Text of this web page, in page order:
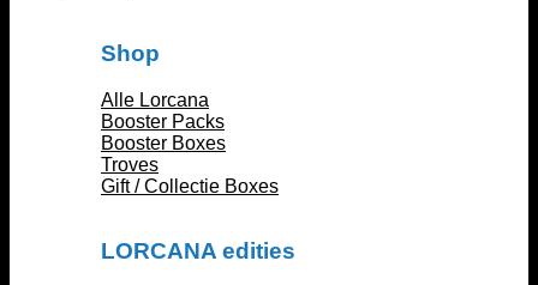
Shop
Alle Lorcana
Booster Packs
Booster Boxes
Troves
Gift / Collectie Boxes
LORCANA edities